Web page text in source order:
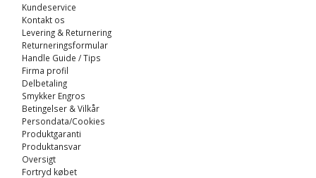
Kundeservice
Kontakt os
Levering & Returnering
Returneringsformular
Handle Guide / Tips
Firma profil
Delbetaling
Smykker Engros
Betingelser & Vilkår
Persondata/Cookies
Produktgaranti
Produktansvar
Oversigt
Fortryd købet